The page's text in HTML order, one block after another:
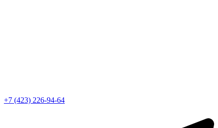
+7 (423) 226-94-64